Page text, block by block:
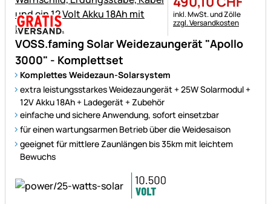
VOSS.faming Solar Weidezaungerät "Apollo
3000" - Komplettset
Komplettes Weidezaun-Solarsystem
extra leistungsstarkes Weidezaungerät + 25W Solarmodul +
12V Akku 18Ah + Ladegerät + Zubehör
einfache und sichere Anwendung, sofort einsetzbar
für einen wartungsarmen Betrieb über die Weidesaison
geeignet für mittlere Zaunlängen bis 35km mit leichtem
Bewuchs
Steuerhinweis:
inkl. MwSt. und Zölle
zzgl. Versandkosten